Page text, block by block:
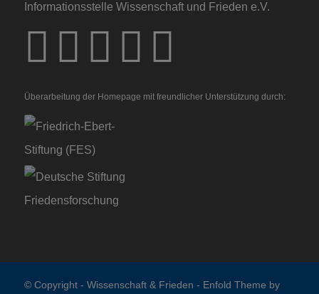
Informationsstelle Wissenschaft und Frieden e.V.
Überarbeitung der Homepage mit freundlicher Unterstützung durch:
© Copyright - Wissenschaft & Frieden - Enfold Theme by